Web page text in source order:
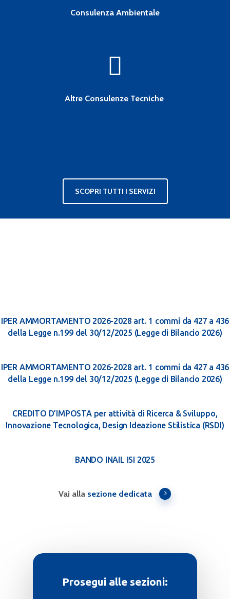
Consulenza Ambientale
Altre Consulenze Tecniche
SCOPRI TUTTI I SERVIZI
IPER AMMORTAMENTO 2026-2028 art. 1 commi da 427 a 436
della Legge n.199 del 30/12/2025 (Legge di Bilancio 2026)
IPER AMMORTAMENTO 2026-2028 art. 1 commi da 427 a 436
della Legge n.199 del 30/12/2025 (Legge di Bilancio 2026)
CREDITO D’IMPOSTA per attività di Ricerca & Sviluppo,
Innovazione Tecnologica, Design Ideazione Stilistica (RSDI)
BANDO INAIL ISI 2025
Vai alla sezione dedicata
Prosegui alle sezioni: